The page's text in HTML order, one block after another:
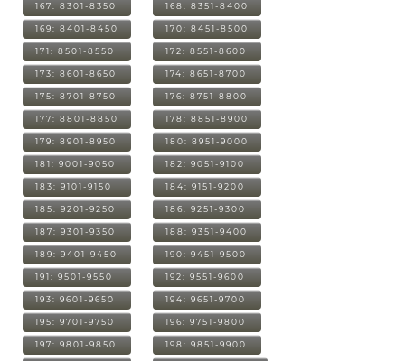
167: 8301-8350 168: 8351-8400
169: 8401-8450 170: 8451-8500
171: 8501-8550 172: 8551-8600
173: 8601-8650 174: 8651-8700
175: 8701-8750 176: 8751-8800
177: 8801-8850 178: 8851-8900
179: 8901-8950 180: 8951-9000
181: 9001-9050 182: 9051-9100
183: 9101-9150 184: 9151-9200
185: 9201-9250 186: 9251-9300
187: 9301-9350 188: 9351-9400
189: 9401-9450 190: 9451-9500
191: 9501-9550 192: 9551-9600
193: 9601-9650 194: 9651-9700
195: 9701-9750 196: 9751-9800
197: 9801-9850 198: 9851-9900